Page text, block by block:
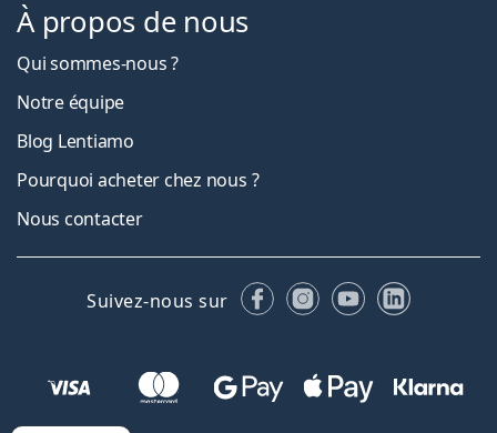
À propos de nous
Qui sommes-nous ?
Notre équipe
Blog Lentiamo
Pourquoi acheter chez nous ?
Nous contacter
Suivez-nous sur FacebookInstagram
YouTubeLinkedIn